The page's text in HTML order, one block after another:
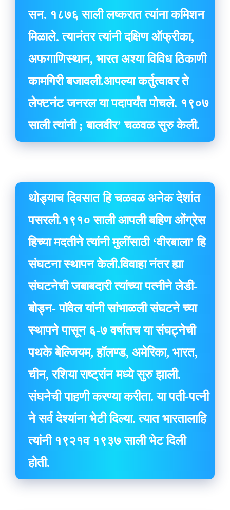
सन. १८७६ साली लष्करात त्यांना कमिशन
मिळाले. त्यानंतर त्यांनी दक्षिण ऑफ्रीका,
अफगाणिस्थान, भारत अश्या विविध ठिकाणी
कामगिरी बजावली.आपल्या कर्तुत्वावर ते
लेफ्टनंट जनरल या पदापर्यंत पोचले. १९०७
साली त्यांनी ; बालवीर’ चळवळ सुरु केली.
थोड्याच दिवसात हि चळवळ अनेक देशांत
पसरली.१९१० साली आपली बहिण ओंग्रेस
हिच्या मदतीने त्यांनी मुलींसाठी ‘वीरबाला’ हि
संघटना स्थापन केली.विवाहा नंतर ह्या
संघटनेची जबाबदारी त्यांच्या पत्नीने लेडी-
बोड्न- पॉवेल यांनी सांभाळली संघटने च्या
स्थापने पासून ६-७ वर्षातच या संघट्नेची
पथके बेल्जियम, हॉलण्ड, अमेरिका, भारत,
चीन, रशिया राष्ट्रांन मध्ये सुरु झाली.
संघनेची पाहणी करण्या करीता. या पती-पत्नी
ने सर्व देश्यांना भेटी दिल्या. त्यात भारतालाहि
त्यांनी १९२१व १९३७ साली भेट दिली
होती.